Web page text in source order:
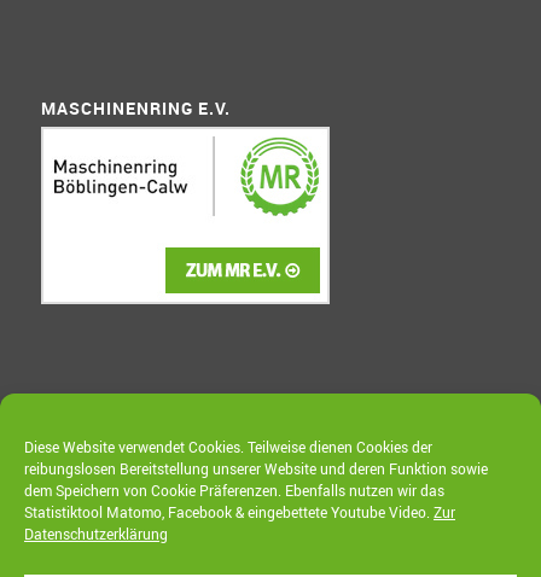
Diese Website verwendet Cookies. Teilweise dienen Cookies der
reibungslosen Bereitstellung unserer Website und deren Funktion sowie
dem Speichern von Cookie Präferenzen. Ebenfalls nutzen wir das
Statistiktool Matomo, Facebook & eingebettete Youtube Video. Zur
Datenschutzerklärung
MASCHINENRING E.V.